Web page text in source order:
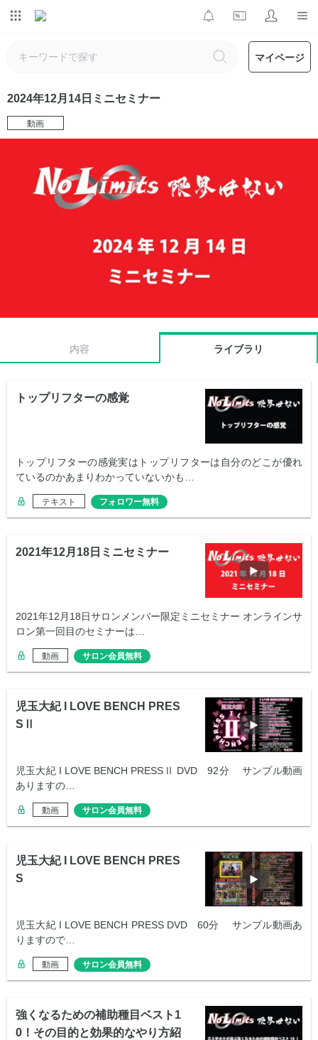
マイページ
2024年12月14日ミニセミナー
動画
内容 ライブラリ
トップリフターの感覚
トップリフターの感覚実はトップリフターは自分のどこが優れ
ているのかあまりわかっていないかも…
テキスト フォロワー無料
2021年12月18日ミニセミナー
2021年12月18日サロンメンバー限定ミニセミナー オンラインサ
ロン第一回目のセミナーは…
動画 サロン会員無料
児玉大紀 I LOVE BENCH PRES
SⅡ
児玉大紀 I LOVE BENCH PRESSⅡ DVD 92分 サンプル動画
ありますの…
動画 サロン会員無料
児玉大紀 I LOVE BENCH PRES
S
児玉大紀 I LOVE BENCH PRESS DVD 60分 サンプル動画あ
りますので…
動画 サロン会員無料
強くなるための補助種目ベスト1
0！その目的と効果的なやり方紹